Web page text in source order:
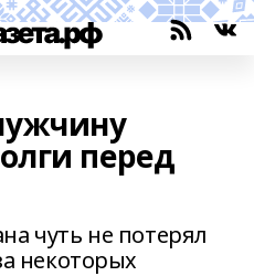
перед
чуть не потерял
некоторых